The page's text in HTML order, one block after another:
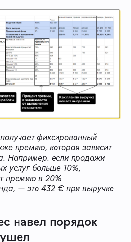
фиксированный
премию, которая зависит
Например, если продажи
услуг больше 10%,
премию в 20%
— это 432 € при выручке
навел порядок